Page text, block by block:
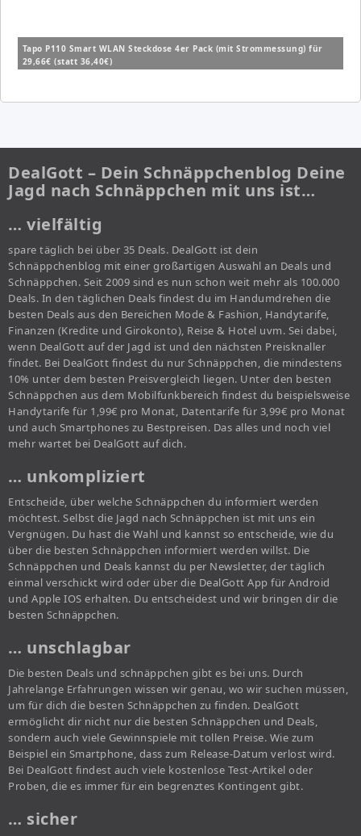
Tapo P110 Smart WLAN Steckdose 4er Pack (mit Strommessung) für
29,66€ (statt 36,40€)
DealGott – Dein Schnäppchenblog Deine
Jagd nach Schnäppchen mit uns ist…
… vielfältig
spare täglich bei über 35 Deals. DealGott ist dein
Schnäppchenblog mit einer großartigen Auswahl an Deals und
Schnäppchen. Seit 2009 sind es nun schon weit mehr als 100.000
Deals. In den täglichen Deals findest du im Handumdrehen die
besten Deals aus den Bereichen Mode & Fashion, Handytarife,
Finanzen (Kredite und Girokonto), Reise & Hotel uvm. Sei dabei,
wenn DealGott auf der Jagd ist und den nächsten Preisknaller
findet. Bei DealGott findest du nur Schnäppchen, die mindestens
10% unter dem besten Preisvergleich liegen. Unter den besten
Schnäppchen aus dem Mobilfunkbereich findest du beispielsweise
Handytarife für 1,99€ pro Monat, Datentarife für 3,99€ pro Monat
und auch Smartphones zu Bestpreisen. Das alles und noch viel
mehr wartet bei DealGott auf dich.
… unkompliziert
Entscheide, über welche Schnäppchen du informiert werden
möchtest. Selbst die Jagd nach Schnäppchen ist mit uns ein
Vergnügen. Du hast die Wahl und kannst so entscheide, wie du
über die besten Schnäppchen informiert werden willst. Die
Schnäppchen und Deals kannst du per Newsletter, der täglich
einmal verschickt wird oder über die DealGott App für Android
und Apple IOS erhalten. Du entscheidest und wir bringen dir die
besten Schnäppchen.
… unschlagbar
Die besten Deals und schnäppchen gibt es bei uns. Durch
Jahrelange Erfahrungen wissen wir genau, wo wir suchen müssen,
um für dich die besten Schnäppchen zu finden. DealGott
ermöglicht dir nicht nur die besten Schnäppchen und Deals,
sondern auch viele Gewinnspiele mit tollen Preise. Wie zum
Beispiel ein Smartphone, dass zum Release-Datum verlost wird.
Bei DealGott findest auch viele kostenlose Test-Artikel oder
Proben, die es immer für ein begrenztes Kontingent gibt.
… sicher